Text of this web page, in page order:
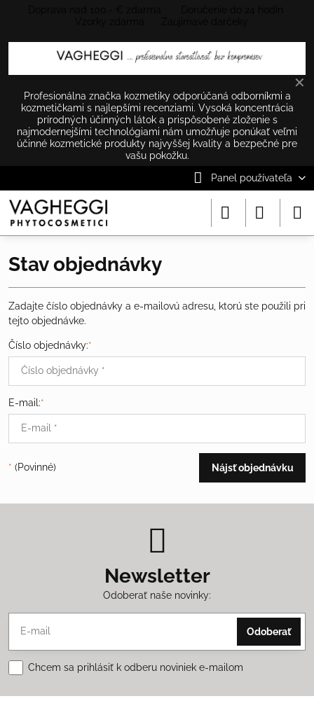
✕
Profesionálna značka kozmetiky odporúčaná odborníkmi a
kozmetičkami s najlepšími recenziami. Vysoká koncentrácia
prírodných účinných látok a prispôsobené zloženie s
najmodernejšími technológiami nám umožňuje ponúkať veľmi
účinné kozmetické produkty najvyššej kvality a bezpečné pre
vašu pokožku.
Panel používateľa
Stav objednávky
Zadajte číslo objednávky a e-mailovú adresu, ktorú ste použili pri
tejto objednávke.
Číslo objednávky:*
E-mail:*
* (Povinné) Nájsť objednávku
Newsletter
Odoberať naše novinky:
Odoberať
Chcem sa prihlásiť k odberu noviniek e-mailom